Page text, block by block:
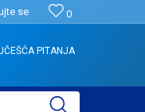
0
se
PITANJA